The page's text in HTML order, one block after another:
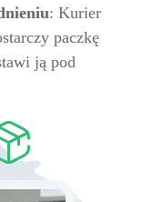
: Kurier
paczkę
ją pod